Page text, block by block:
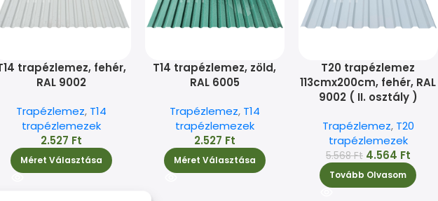
trapézlemez, fehér,
RAL 9002
Trapézlemez, T14
trapézlemezek
2.527 Ft
Méret Választása
T14 trapézlemez, zöld,
RAL 6005
Trapézlemez, T14
trapézlemezek
2.527 Ft
Méret Választása
T20 trapézlemez
113cmx200cm, fehér, RAL
9002 ( II. osztály )
Trapézlemez, T20
trapézlemezek
5.568Ft 4.564 Ft
Tovább Olvasom